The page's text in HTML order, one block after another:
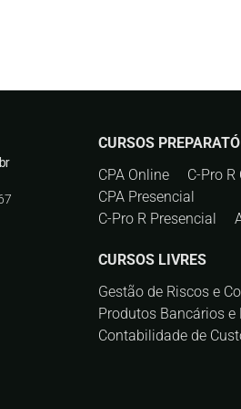
CURSOS
CPA Online
C-Pro R
CPA Presencial
C-Pro R Presencial
CURSOS LIVRES
Gestão de Riscos e
Produtos Bancários e
Contabilidade de